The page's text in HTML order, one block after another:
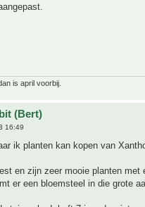
is april voorbij.
(Bert)
16:49
ik planten kan kopen van
en zijn zeer mooie planten
er een bloemsteel in die grote